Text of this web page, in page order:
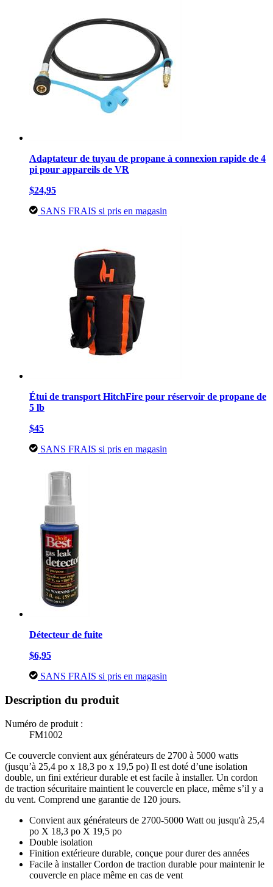
Adaptateur de tuyau de propane à connexion rapide de 4
pi pour appareils de VR
$24,95
SANS FRAIS si pris en magasin
Étui de transport HitchFire pour réservoir de propane de
5 lb
$45
SANS FRAIS si pris en magasin
Détecteur de fuite
$6,95
SANS FRAIS si pris en magasin
Description du produit
Numéro de produit :
FM1002
Ce couvercle convient aux générateurs de 2700 à 5000 watts
(jusqu’à 25,4 po x 18,3 po x 19,5 po) Il est doté d’une isolation
double, un fini extérieur durable et est facile à installer. Un cordon
de traction sécuritaire maintient le couvercle en place, même s’il y a
du vent. Comprend une garantie de 120 jours.
Convient aux générateurs de 2700-5000 Watt ou jusqu'à 25,4
po X 18,3 po X 19,5 po
Double isolation
Finition extérieure durable, conçue pour durer des années
Facile à installer Cordon de traction durable pour maintenir le
couvercle en place même en cas de vent